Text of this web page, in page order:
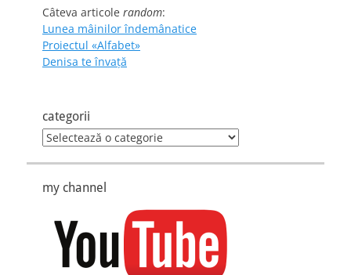
Câteva articole random:
Lunea mâinilor îndemânatice
Proiectul «Alfabet»
Denisa te învaţă
categorii
categorii
my channel